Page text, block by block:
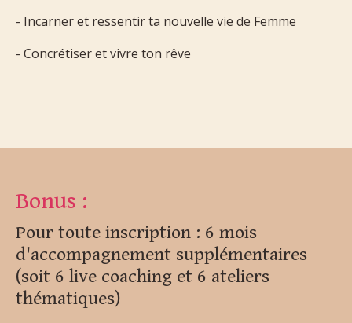
- Incarner et ressentir ta nouvelle vie de Femme
- Concrétiser et vivre ton rêve
Bonus :
Pour toute inscription : 6 mois
d'accompagnement supplémentaires
(soit 6 live coaching et 6 ateliers
thématiques)